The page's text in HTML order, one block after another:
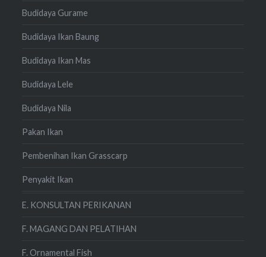
Budidaya Gurame
Budidaya Ikan Baung
Budidaya Ikan Mas
Budidaya Lele
Budidaya Nila
Pakan Ikan
Pembenihan Ikan Grasscarp
Penyakit Ikan
E. KONSULTAN PERIKANAN
F. MAGANG DAN PELATIHAN
F. Ornamental Fish